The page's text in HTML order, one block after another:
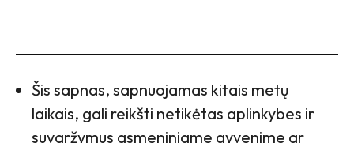
Šis sapnas, sapnuojamas kitais metų
laikais, gali reikšti netikėtas aplinkybes ir
suvaržymus asmeniniame gyvenime ar